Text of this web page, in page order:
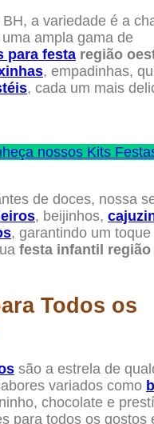
a variedade é a
ampla gama de
para festa região
, empadinhas,
, cada um mais
nossos Kits
de doces, nossa
, beijinhos,
, garantindo um toque
festa infantil região
Todos os
são a estrela de
variados como
chocolate e
para todos os gostos